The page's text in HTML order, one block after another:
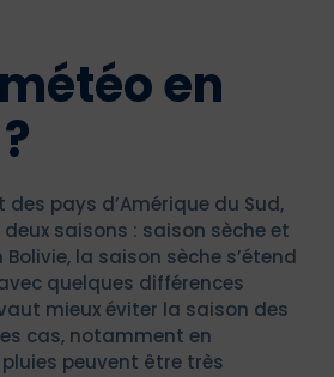
en
pays d’Amérique du Sud,
saisons : saison sèche et
la saison sèche s’étend
quelques différences
mieux éviter la saison des
cas, notamment en
peuvent être très